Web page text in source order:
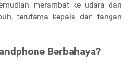
merambat ke udara dan
terutama kepala dan tangan
Berbahaya?